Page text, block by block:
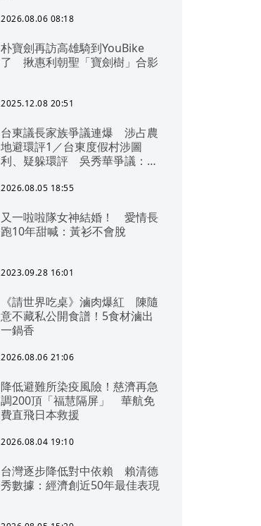
2026.08.06 08:18
朴寶劍再訪高雄騎到YouBike
了 揪惠利朝聖「寶劍樹」合影
2025.12.08 20:51
台東議長家族爭議連爆 涉占農
地避環評1／台東度假村涉圖
利、疑躲環評 吳秀華爭議：概
2026.08.05 18:55
又一啦啦隊女神結婚！ 愛情長
跑10年甜喊：黃衫不會脫
2023.09.28 16:01
《請世界吃桌》滷肉爆紅 陳隨
意不藏私公開食譜！5食材滷出
一鍋香
2026.08.06 21:06
降低避難所染疫風險！慈濟再急
調200頂「福慧隔屏」 華航免
費直飛日本救援
2026.08.04 19:10
台灣逐步降低對中依賴 賴清德
秀數據：經濟創近50年最佳表現